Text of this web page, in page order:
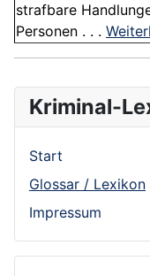
strafbare
Personen . . .
Kriminal-
Start
Glossar / Lexikon
Impressum